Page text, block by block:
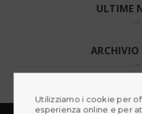
ULTIME
Utilizziamo i cookie per
esperienza online e per